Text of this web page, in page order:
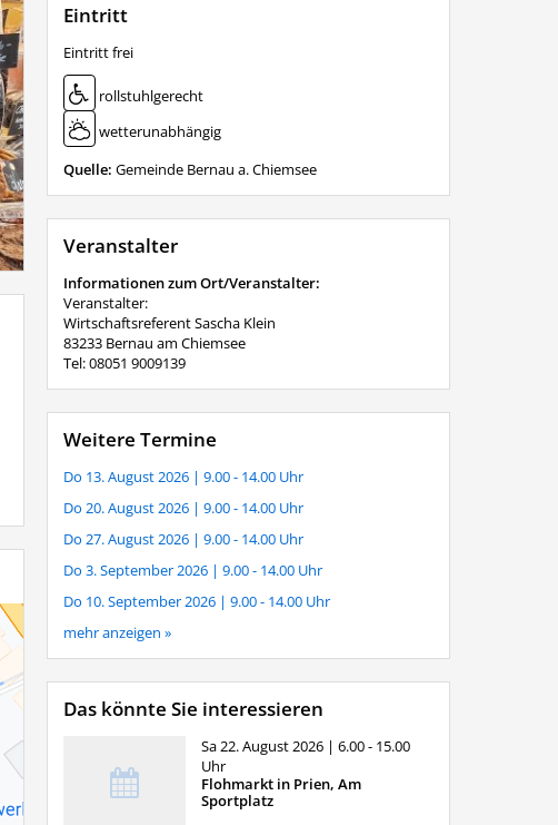
Eintritt
Eintritt frei
rollstuhlgerecht
wetterunabhängig
Quelle: Gemeinde Bernau a. Chiemsee
Veranstalter
Informationen zum Ort/Veranstalter:
Veranstalter:
Wirtschaftsreferent Sascha Klein
83233 Bernau am Chiemsee
Tel: 08051 9009139
Weitere Termine
Do 13. August 2026 | 9.00 - 14.00 Uhr
Do 20. August 2026 | 9.00 - 14.00 Uhr
Do 27. August 2026 | 9.00 - 14.00 Uhr
Do 3. September 2026 | 9.00 - 14.00 Uhr
Do 10. September 2026 | 9.00 - 14.00 Uhr
mehr anzeigen »
Das könnte Sie interessieren
Sa 22. August 2026 | 6.00 - 15.00
Uhr
Flohmarkt in Prien, Am
Sportplatz